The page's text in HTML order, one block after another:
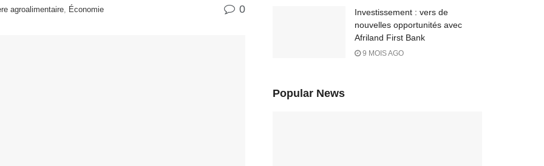
agroalimentaire Économie 0
Investissement : vers de
nouvelles opportunités avec
Afriland First Bank
9 MOIS AGO
Popular News